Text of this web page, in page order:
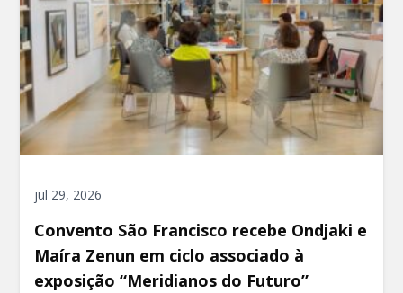
jul 29, 2026
Convento São Francisco recebe Ondjaki e
Maíra Zenun em ciclo associado à
exposição “Meridianos do Futuro”